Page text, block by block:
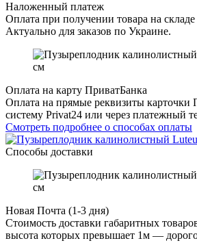
Наложенный платеж
Оплата при получении товара на
Актуально для заказов по Украине.
Оплата на карту ПриватБанка
Оплата на прямые реквизиты карточки
систему Privat24 или через платежный
Смотреть подробнее о способах оплаты
Способы доставки
Новая Почта (1-3 дня)
Стоимость доставки габаритных
высота которых превышает 1м —